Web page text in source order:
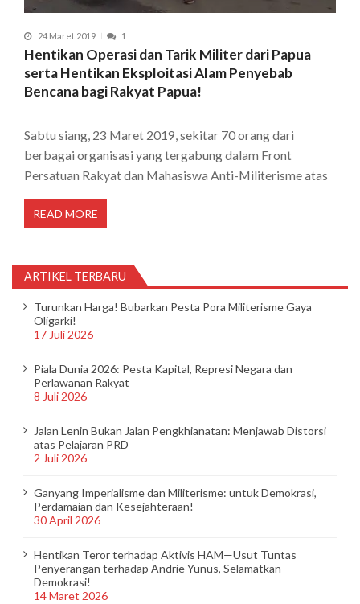
24 Maret 2019 1
Hentikan Operasi dan Tarik Militer dari Papua
serta Hentikan Eksploitasi Alam Penyebab
Bencana bagi Rakyat Papua!
Sabtu siang, 23 Maret 2019, sekitar 70 orang dari
berbagai organisasi yang tergabung dalam Front
Persatuan Rakyat dan Mahasiswa Anti-Militerisme atas
READ MORE
ARTIKEL TERBARU
Turunkan Harga! Bubarkan Pesta Pora Militerisme Gaya
Oligarki!
17 Juli 2026
Piala Dunia 2026: Pesta Kapital, Represi Negara dan
Perlawanan Rakyat
8 Juli 2026
Jalan Lenin Bukan Jalan Pengkhianatan: Menjawab Distorsi
atas Pelajaran PRD
2 Juli 2026
Ganyang Imperialisme dan Militerisme: untuk Demokrasi,
Perdamaian dan Kesejahteraan!
30 April 2026
Hentikan Teror terhadap Aktivis HAM—Usut Tuntas
Penyerangan terhadap Andrie Yunus, Selamatkan
Demokrasi!
14 Maret 2026